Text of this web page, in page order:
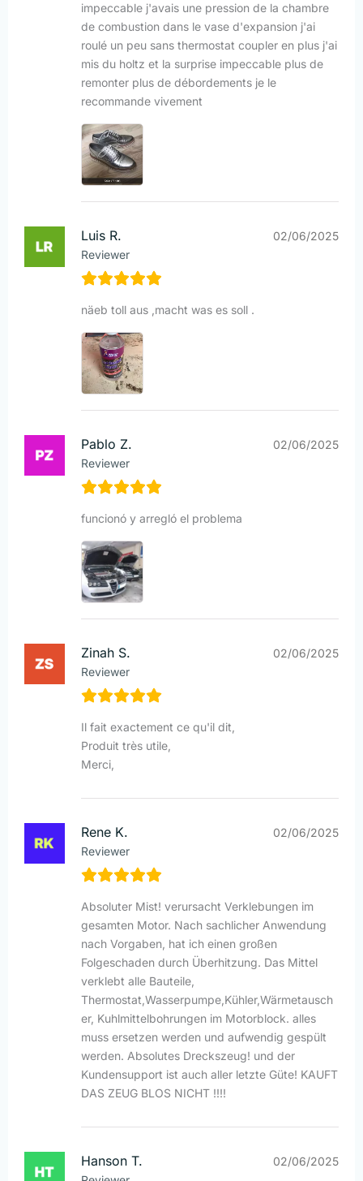
impeccable j'avais une pression de la chambre
de combustion dans le vase d'expansion j'ai
roulé un peu sans thermostat coupler en plus j'ai
mis du holtz et la surprise impeccable plus de
remonter plus de débordements je le
recommande vivement
Luis R.
Reviewer
02/06/2025
näeb toll aus ,macht was es soll .
Pablo Z.
Reviewer
02/06/2025
funcionó y arregló el problema
Zinah S.
Reviewer
02/06/2025
Il fait exactement ce qu'il dit,
Produit très utile,
Merci,
Rene K.
Reviewer
02/06/2025
Absoluter Mist! verursacht Verklebungen im
gesamten Motor. Nach sachlicher Anwendung
nach Vorgaben, hat ich einen großen
Folgeschaden durch Überhitzung. Das Mittel
verklebt alle Bauteile,
Thermostat,Wasserpumpe,Kühler,Wärmetausch
er, Kuhlmittelbohrungen im Motorblock. alles
muss ersetzen werden und aufwendig gespült
werden. Absolutes Dreckszeug! und der
Kundensupport ist auch aller letzte Güte! KAUFT
DAS ZEUG BLOS NICHT !!!!
Hanson T. 02/06/2025